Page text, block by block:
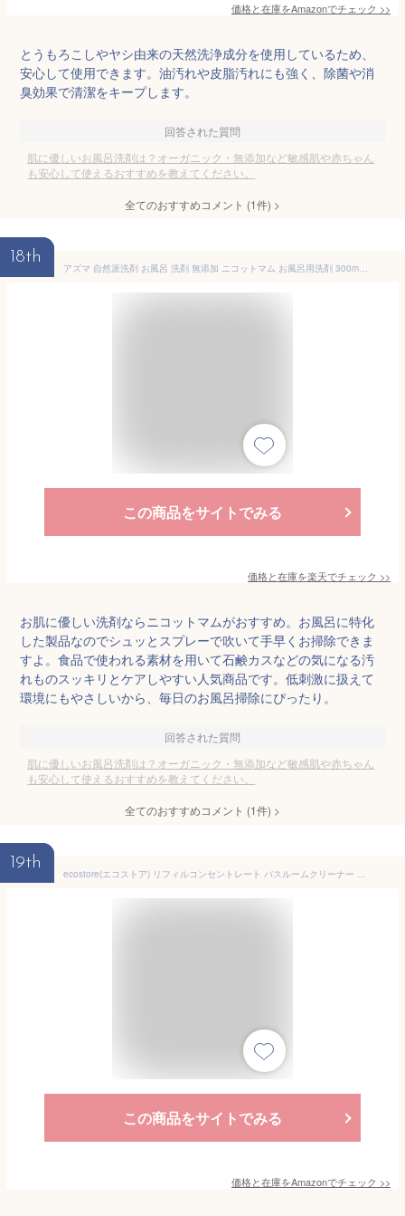
価格と在庫をAmazonでチェック >>
とうもろこしやヤシ由来の天然洗浄成分を使用しているため、
安心して使用できます。油汚れや皮脂汚れにも強く、除菌や消
臭効果で清潔をキープします。
回答された質問
肌に優しいお風呂洗剤は？オーガニック・無添加など敏感肌や赤ちゃん
も安心して使えるおすすめを教えてください。
全てのおすすめコメント (1件) >
18th
アズマ 自然派洗剤 お風呂 洗剤 無添加 ニコットマム お風呂用洗剤 300ml NM908P アイボリー 低刺激 子供 安心 かわいい おしゃれ パッケージ シンプル ナチュラル ※1注文につき1点まで
この商品をサイトでみる
価格と在庫を楽天でチェック >>
お肌に優しい洗剤ならニコットマムがおすすめ。お風呂に特化
した製品なのでシュッとスプレーで吹いて手早くお掃除できま
すよ。食品で使われる素材を用いて石鹸カスなどの気になる汚
れものスッキリとケアしやすい人気商品です。低刺激に扱えて
環境にもやさしいから、毎日のお風呂掃除にぴったり。
回答された質問
肌に優しいお風呂洗剤は？オーガニック・無添加など敏感肌や赤ちゃん
も安心して使えるおすすめを教えてください。
全てのおすすめコメント (1件) >
19th
ecostore(エコストア) リフィルコンセントレート バスルームクリーナー 【シトラス】 50mL お風呂洗剤 お風呂 洗剤 濃縮タイプ
この商品をサイトでみる
価格と在庫をAmazonでチェック >>